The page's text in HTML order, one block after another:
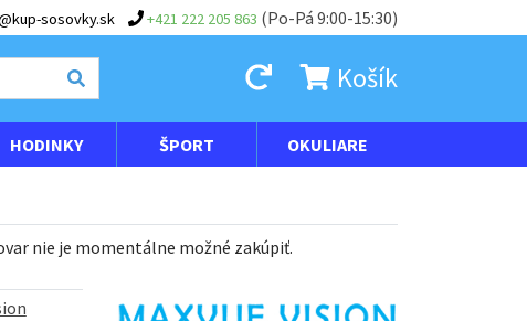
sosovky.sk +421 222 205 863 (Po-Pá 9:00-15:30)
Košík
HODINKY ŠPORT OKULIARE
nie je momentálne možné zakúpiť.